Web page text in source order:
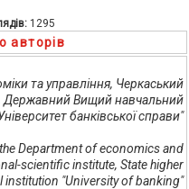
1295
авторів
та управління, Черкаський
Державний Вищий навчальний
банківської справи"
Department of economics and
scientific institute, State higher
institution "University of banking"